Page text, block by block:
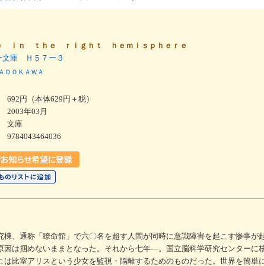
ｉｎ ｔｈｅ ｒｉｇｈｔ ｈｅｍｉｓｐｈｅｒｅ
文庫 Ｈ５７ー３
ＤＯＫＡＷＡ
692円（本体629円＋税）
2003年03月
文庫
9784043464036
棟、通称「瞭命館」で六〇名を超す人間が同時に意識障害を起こす惨事が
因は掴めないままとなった。それから七年―。国立脳科学研究センターに
比室アリスという少女を監視・隔離するためのものだった。世界を簡単